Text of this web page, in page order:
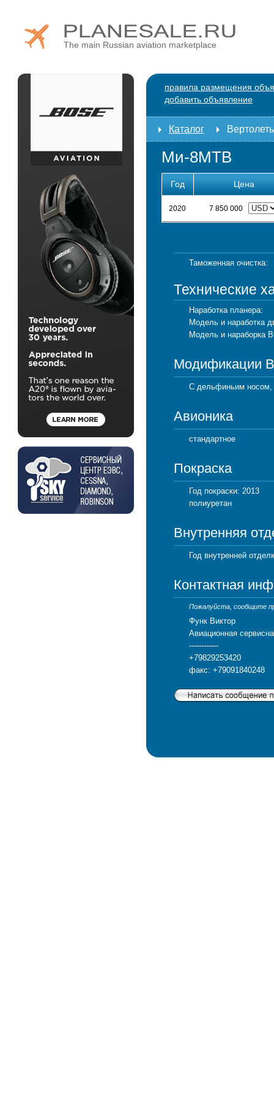
The main Russian aviation marketplace
правила размещения
добавить объявление
Каталог
Ми-8МТВ
Год Цена
2020 7 850 000
Таможенная очистка:
Технические
Наработка планера:
Модель и наработка
Модель и нараборка
Модификации
С дельфиньим носом,
Авионика
стандартное
Покраска
Год покраски: 2013
полиуретан
Внутренняя
Год внутренней
Контактная
Пожалуйста, сообщите
Функ Виктор
Авиационная
------------
+79829253420
факс: +79091840248